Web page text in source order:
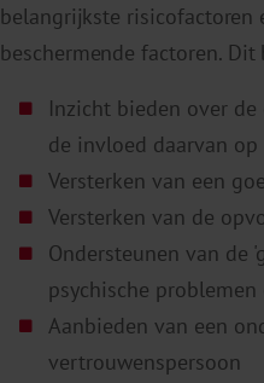
belangrijkste risicofactoren
beschermende factoren. Dit
Inzicht bieden over
de invloed daarvan
Versterken van een
Versterken van de
Ondersteunen van de
psychische
Aanbieden van een
vertrouwenspersoon